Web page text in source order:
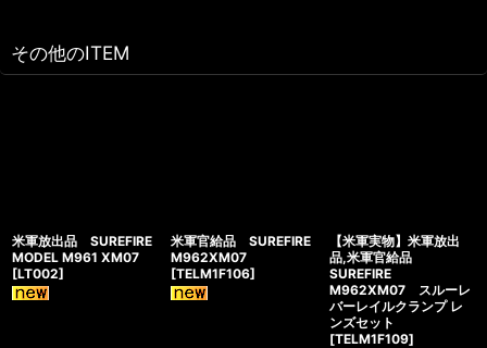
その他のITEM
米軍放出品 SUREFIRE
MODEL M961 XM07
[LT002]
米軍官給品 SUREFIRE
M962XM07
[TELM1F106]
【米軍実物】米軍放出
品,米軍官給品
SUREFIRE
M962XM07 スルーレ
バーレイルクランプ レ
ンズセット
[TELM1F109]